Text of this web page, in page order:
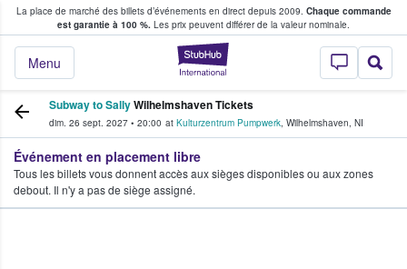
La place de marché des billets d’événements en direct depuis 2009. Chaque commande
est garantie à 100 %. Les prix peuvent différer de la valeur nominale.
StubHub - Où
Menu
fans achètent et vendent des billets
Subway to SallyWilhelmshaven Tickets
dim. 26 sept. 2027 • 20:00 at Kulturzentrum Pumpwerk, Wilhelmshaven, NI
Événement en placement libre
Tous les billets vous donnent accès aux sièges disponibles ou aux zones
debout. Il n'y a pas de siège assigné.